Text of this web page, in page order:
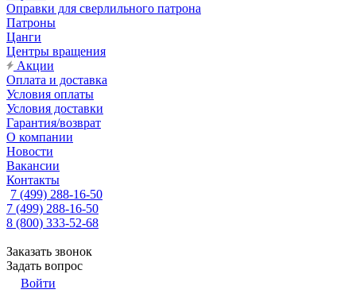
Оправки для сверлильного патрона
Патроны
Цанги
Центры вращения
Акции
Оплата и доставка
Условия оплаты
Условия доставки
Гарантия/возврат
О компании
Новости
Вакансии
Контакты
7 (499) 288-16-50
7 (499) 288-16-50
8 (800) 333-52-68
Заказать звонок
Задать вопрос
Войти